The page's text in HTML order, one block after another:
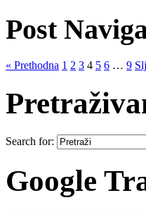
Post
« Prethodna 1 2 3 4 5 6 … 9
Search for:
Google